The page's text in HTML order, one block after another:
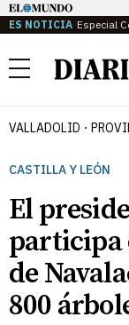
ES NOTICIA Especial
Menú
VALLADOLID
CASTILLA Y LEÓN
El
participa
de
800